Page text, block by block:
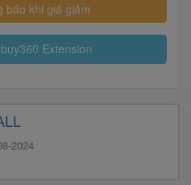
báo khi giá giảm
Extension
2024